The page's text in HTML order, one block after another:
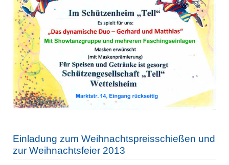
Einladung zum Weihnachtspreisschießen und
zur Weihnachtsfeier 2013